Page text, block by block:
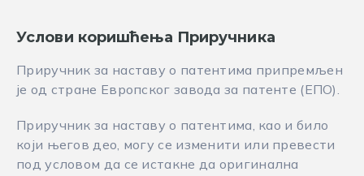
Услови коришћења Приручника
Приручник за наставу о патентима припремљен
је од стране Европског завода за патенте (EПО).
Приручник за наставу о патентима, као и било
који његов део, могу се изменити или превести
под условом да се истакне да оригинална